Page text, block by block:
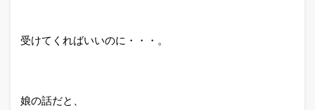
受けてくればいいのに・・・。
娘の話だと、